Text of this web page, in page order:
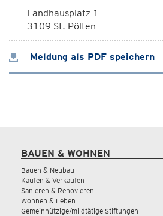
Landhausplatz 1
3109 St. Pölten
Meldung als PDF speichern
BAUEN & WOHNEN
Bauen & Neubau
Kaufen & Verkaufen
Sanieren & Renovieren
Wohnen & Leben
Gemeinnützige/mildtätige Stiftungen